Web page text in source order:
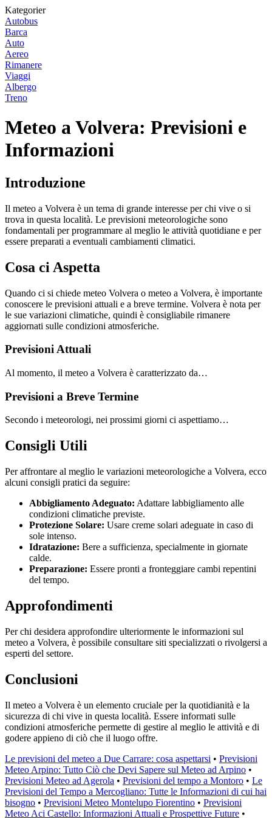
Kategorier
Autobus
Barca
Auto
Aereo
Rimanere
Viaggi
Albergo
Treno
Meteo a Volvera: Previsioni e
Informazioni
Introduzione
Il meteo a Volvera è un tema di grande interesse per chi vive o si
trova in questa località. Le previsioni meteorologiche sono
fondamentali per programmare al meglio le attività quotidiane e per
essere preparati a eventuali cambiamenti climatici.
Cosa ci Aspetta
Quando ci si chiede meteo Volvera o meteo a Volvera, è importante
conoscere le previsioni attuali e a breve termine. Volvera è nota per
le sue variazioni climatiche, quindi è consigliabile rimanere
aggiornati sulle condizioni atmosferiche.
Previsioni Attuali
Al momento, il meteo a Volvera è caratterizzato da…
Previsioni a Breve Termine
Secondo i meteorologi, nei prossimi giorni ci aspettiamo…
Consigli Utili
Per affrontare al meglio le variazioni meteorologiche a Volvera, ecco
alcuni consigli pratici da seguire:
Abbigliamento Adeguato: Adattare labbigliamento alle
condizioni climatiche previste.
Protezione Solare: Usare creme solari adeguate in caso di
sole intenso.
Idratazione: Bere a sufficienza, specialmente in giornate
calde.
Preparazione: Essere pronti a fronteggiare cambi repentini
del tempo.
Approfondimenti
Per chi desidera approfondire ulteriormente le informazioni sul
meteo a Volvera, è possibile consultare siti specializzati o rivolgersi a
esperti del settore.
Conclusioni
Il meteo a Volvera è un elemento cruciale per la quotidianità e la
sicurezza di chi vive in questa località. Essere informati sulle
condizioni atmosferiche permette di gestire al meglio le attività e di
godere appieno di ciò che il luogo offre.
Le previsioni del meteo a Due Carrare: cosa aspettarsi • Previsioni
Meteo Arpino: Tutto Ciò che Devi Sapere sul Meteo ad Arpino •
Previsioni Meteo ad Agerola • Previsioni del tempo a Montoro • Le
Previsioni del Tempo a Mercogliano: Tutte le Informazioni di cui hai
bisogno • Previsioni Meteo Montelupo Fiorentino • Previsioni
Meteo Aci Castello: Informazioni Attuali e Prospettive Future •